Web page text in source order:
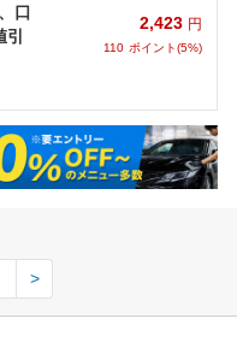
口
引
2,423 円
110 ポイント(5%)
>